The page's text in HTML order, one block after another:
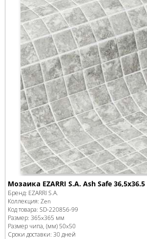
Мозаика EZARRI S.A. Ash Safe 36,5x36.5
Бренд: EZARRI S.A.
Коллекция: Zen
Код товара: SD-220856-99
Размер: 365x365 мм
Размер чипа, (мм) 50x50
Сроки доставки: 30 дней